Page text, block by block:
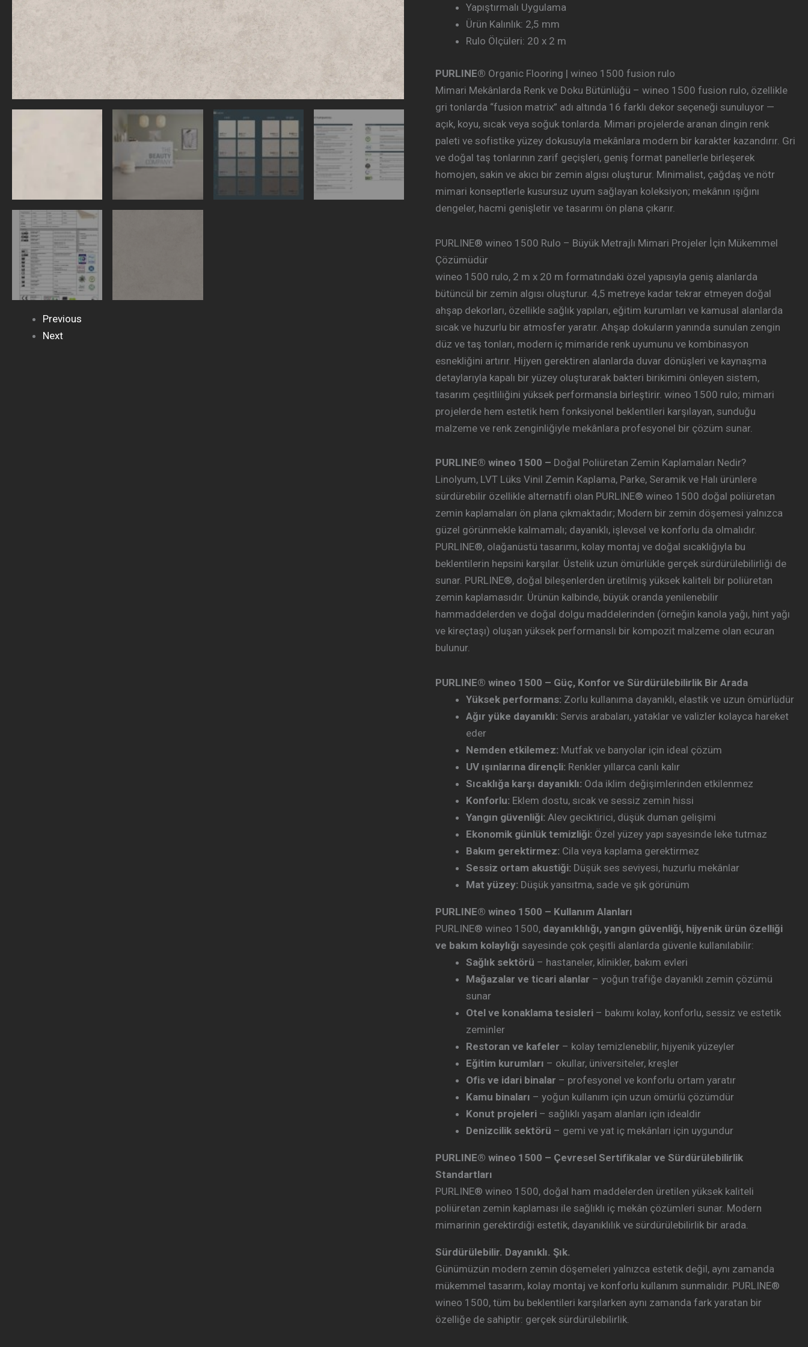
Previous
Next
Yapıştırmalı Uygulama
Ürün Kalınlık: 2,5 mm
Rulo Ölçüleri: 20 x 2 m
PURLINE® Organic Flooring | wineo 1500 fusion rulo
Mimari Mekânlarda Renk ve Doku Bütünlüğü – wineo 1500 fusion rulo, özellikle
gri tonlarda “fusion matrix” adı altında 16 farklı dekor seçeneği sunuluyor —
açık, koyu, sıcak veya soğuk tonlarda. Mimari projelerde aranan dingin renk
paleti ve sofistike yüzey dokusuyla mekânlara modern bir karakter kazandırır. Gri
ve doğal taş tonlarının zarif geçişleri, geniş format panellerle birleşerek
homojen, sakin ve akıcı bir zemin algısı oluşturur. Minimalist, çağdaş ve nötr
mimari konseptlerle kusursuz uyum sağlayan koleksiyon; mekânın ışığını
dengeler, hacmi genişletir ve tasarımı ön plana çıkarır.
PURLINE® wineo 1500 Rulo – Büyük Metrajlı Mimari Projeler İçin Mükemmel
Çözümüdür
wineo 1500 rulo, 2 m x 20 m formatındaki özel yapısıyla geniş alanlarda
bütüncül bir zemin algısı oluşturur. 4,5 metreye kadar tekrar etmeyen doğal
ahşap dekorları, özellikle sağlık yapıları, eğitim kurumları ve kamusal alanlarda
sıcak ve huzurlu bir atmosfer yaratır. Ahşap dokuların yanında sunulan zengin
düz ve taş tonları, modern iç mimaride renk uyumunu ve kombinasyon
esnekliğini artırır. Hijyen gerektiren alanlarda duvar dönüşleri ve kaynaşma
detaylarıyla kapalı bir yüzey oluşturarak bakteri birikimini önleyen sistem,
tasarım çeşitliliğini yüksek performansla birleştirir. wineo 1500 rulo; mimari
projelerde hem estetik hem fonksiyonel beklentileri karşılayan, sunduğu
malzeme ve renk zenginliğiyle mekânlara profesyonel bir çözüm sunar.
PURLINE® wineo 1500 – Doğal Poliüretan Zemin Kaplamaları Nedir?
Linolyum, LVT Lüks Vinil Zemin Kaplama, Parke, Seramik ve Halı ürünlere
sürdürebilir özellikle alternatifi olan PURLINE® wineo 1500 doğal poliüretan
zemin kaplamaları ön plana çıkmaktadır; Modern bir zemin döşemesi yalnızca
güzel görünmekle kalmamalı; dayanıklı, işlevsel ve konforlu da olmalıdır.
PURLINE®, olağanüstü tasarımı, kolay montaj ve doğal sıcaklığıyla bu
beklentilerin hepsini karşılar. Üstelik uzun ömürlükle gerçek sürdürülebilirliği de
sunar. PURLINE®, doğal bileşenlerden üretilmiş yüksek kaliteli bir poliüretan
zemin kaplamasıdır. Ürünün kalbinde, büyük oranda yenilenebilir
hammaddelerden ve doğal dolgu maddelerinden (örneğin kanola yağı, hint yağı
ve kireçtaşı) oluşan yüksek performanslı bir kompozit malzeme olan ecuran
bulunur.
PURLINE® wineo 1500 – Güç, Konfor ve Sürdürülebilirlik Bir Arada
Yüksek performans: Zorlu kullanıma dayanıklı, elastik ve uzun ömürlüdür
Ağır yüke dayanıklı: Servis arabaları, yataklar ve valizler kolayca hareket
eder
Nemden etkilemez: Mutfak ve banyolar için ideal çözüm
UV ışınlarına dirençli: Renkler yıllarca canlı kalır
Sıcaklığa karşı dayanıklı: Oda iklim değişimlerinden etkilenmez
Konforlu: Eklem dostu, sıcak ve sessiz zemin hissi
Yangın güvenliği: Alev geciktirici, düşük duman gelişimi
Ekonomik günlük temizliği: Özel yüzey yapı sayesinde leke tutmaz
Bakım gerektirmez: Cila veya kaplama gerektirmez
Sessiz ortam akustiği: Düşük ses seviyesi, huzurlu mekânlar
Mat yüzey: Düşük yansıtma, sade ve şık görünüm
PURLINE® wineo 1500 – Kullanım Alanları
PURLINE® wineo 1500, dayanıklılığı, yangın güvenliği, hijyenik ürün özelliği
ve bakım kolaylığı sayesinde çok çeşitli alanlarda güvenle kullanılabilir:
Sağlık sektörü – hastaneler, klinikler, bakım evleri
Mağazalar ve ticari alanlar – yoğun trafiğe dayanıklı zemin çözümü
sunar
Otel ve konaklama tesisleri – bakımı kolay, konforlu, sessiz ve estetik
zeminler
Restoran ve kafeler – kolay temizlenebilir, hijyenik yüzeyler
Eğitim kurumları – okullar, üniversiteler, kreşler
Ofis ve idari binalar – profesyonel ve konforlu ortam yaratır
Kamu binaları – yoğun kullanım için uzun ömürlü çözümdür
Konut projeleri – sağlıklı yaşam alanları için idealdir
Denizcilik sektörü – gemi ve yat iç mekânları için uygundur
PURLINE® wineo 1500 – Çevresel Sertifikalar ve Sürdürülebilirlik
Standartları
PURLINE® wineo 1500, doğal ham maddelerden üretilen yüksek kaliteli
poliüretan zemin kaplaması ile sağlıklı iç mekân çözümleri sunar. Modern
mimarinin gerektirdiği estetik, dayanıklılık ve sürdürülebilirlik bir arada.
Sürdürülebilir. Dayanıklı. Şık.
Günümüzün modern zemin döşemeleri yalnızca estetik değil, aynı zamanda
mükemmel tasarım, kolay montaj ve konforlu kullanım sunmalıdır. PURLINE®
wineo 1500, tüm bu beklentileri karşılarken aynı zamanda fark yaratan bir
özelliğe de sahiptir: gerçek sürdürülebilirlik.